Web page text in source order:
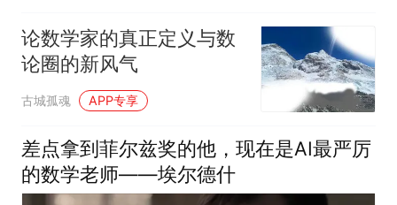
论数学家的真正定义与数
论圈的新风气
古城孤魂 APP专享
差点拿到菲尔兹奖的他，现在是AI最严厉
的数学老师——埃尔德什